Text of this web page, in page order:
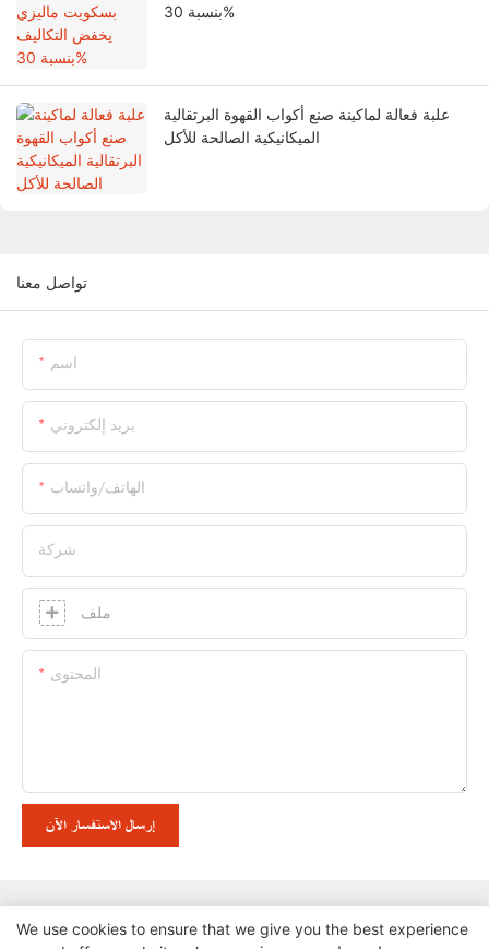
بنسبة 30%
علبة فعالة لماكينة صنع أكواب القهوة البرتقالية
الميكانيكية الصالحة للأكل
تواصل معنا
اسم
بريد إلكتروني
الهاتف/واتساب
شركة
ملف
المحتوى
إرسال الاستفسار الآن
We use cookies to ensure that we give you the best experience